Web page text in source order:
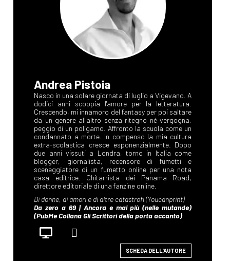
Andrea Pistoia
SCHEDA DELL'AUTORE